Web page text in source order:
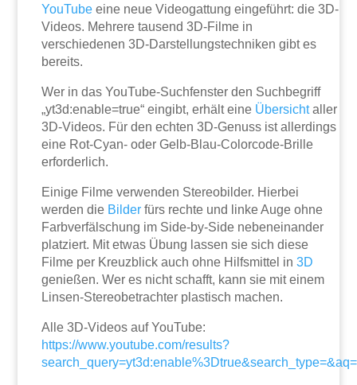
YouTube eine neue Videogattung eingeführt: die 3D-
Videos. Mehrere tausend 3D-Filme in
verschiedenen 3D-Darstellungstechniken gibt es
bereits.
Wer in das YouTube-Suchfenster den Suchbegriff
„yt3d:enable=true“ eingibt, erhält eine Übersichtaller
3D-Videos. Für den echten 3D-Genuss ist allerdings
eine Rot-Cyan- oder Gelb-Blau-Colorcode-Brille
erforderlich.
Einige Filme verwenden Stereobilder. Hierbei
werden die Bilder fürs rechte und linke Auge ohne
Farbverfälschung im Side-by-Side nebeneinander
platziert. Mit etwas Übung lassen sie sich diese
Filme per Kreuzblick auch ohne Hilfsmittel in3D
genießen. Wer es nicht schafft, kann sie mit einem
Linsen-Stereobetrachter plastisch machen.
Alle 3D-Videos auf YouTube:
https://www.youtube.com/results?